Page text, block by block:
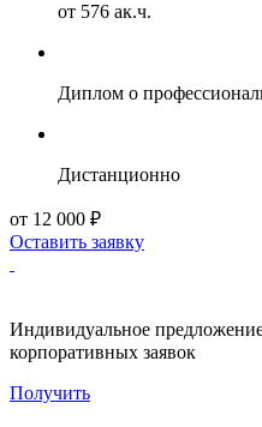
от 576 ак.ч.
Диплом о
Дистанционно
от 12 000 ₽
Оставить заявку
Индивидуальное
корпоративных заявок
Получить